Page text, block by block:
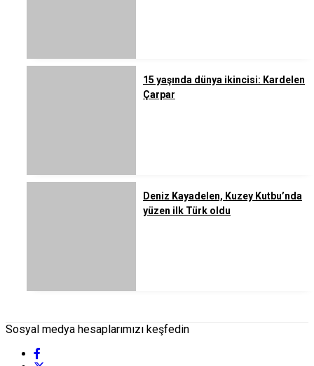
15 yaşında dünya ikincisi: Kardelen
Çarpar
Deniz Kayadelen, Kuzey Kutbu’nda
yüzen ilk Türk oldu
Sosyal medya hesaplarımızı keşfedin